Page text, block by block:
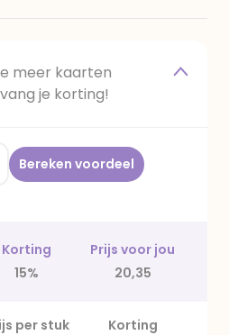
meer kaarten
je korting!
Bereken voordeel
Korting
Prijs voor jou
15% 20,35
per stuk
Korting